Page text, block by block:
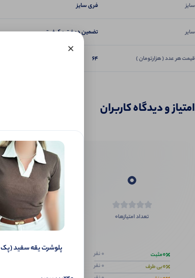
سایز فری سایز
سایر تضمین دوخت و کیفیت
قیمت هر عدد ( هزارتومان ) 64
امتیاز و دیدگاه کاربران
0
تعداد امتیازها0
0مثبت 0 نفر
0بی طرف 0 نفر
×
پلوشرت یقه سفید (پک 6 عددی)